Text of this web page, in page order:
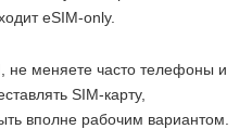
eSIM-only.
не меняете часто телефоны и
SIM-карту,
вполне рабочим вариантом.